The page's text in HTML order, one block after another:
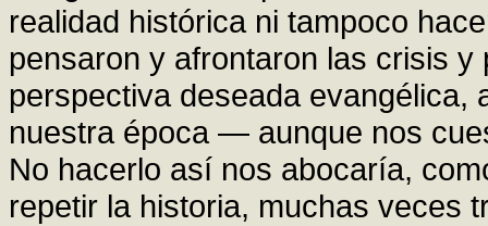
realidad histórica ni tampoco
pensaron y afrontaron las crisis
perspectiva deseada evangélica,
nuestra época — aunque nos
No hacerlo así nos abocaría,
repetir la historia, muchas veces